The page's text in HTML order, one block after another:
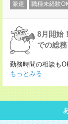
派遣 職種未経験
8月開始
での総
勤務時間の相談も
もっとみる